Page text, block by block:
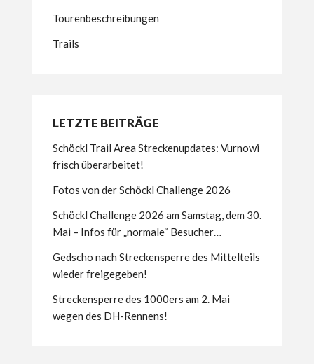
Tourenbeschreibungen
Trails
LETZTE BEITRÄGE
Schöckl Trail Area Streckenupdates: Vurnowi
frisch überarbeitet!
Fotos von der Schöckl Challenge 2026
Schöckl Challenge 2026 am Samstag, dem 30.
Mai – Infos für „normale“ Besucher…
Gedscho nach Streckensperre des Mittelteils
wieder freigegeben!
Streckensperre des 1000ers am 2. Mai
wegen des DH-Rennens!